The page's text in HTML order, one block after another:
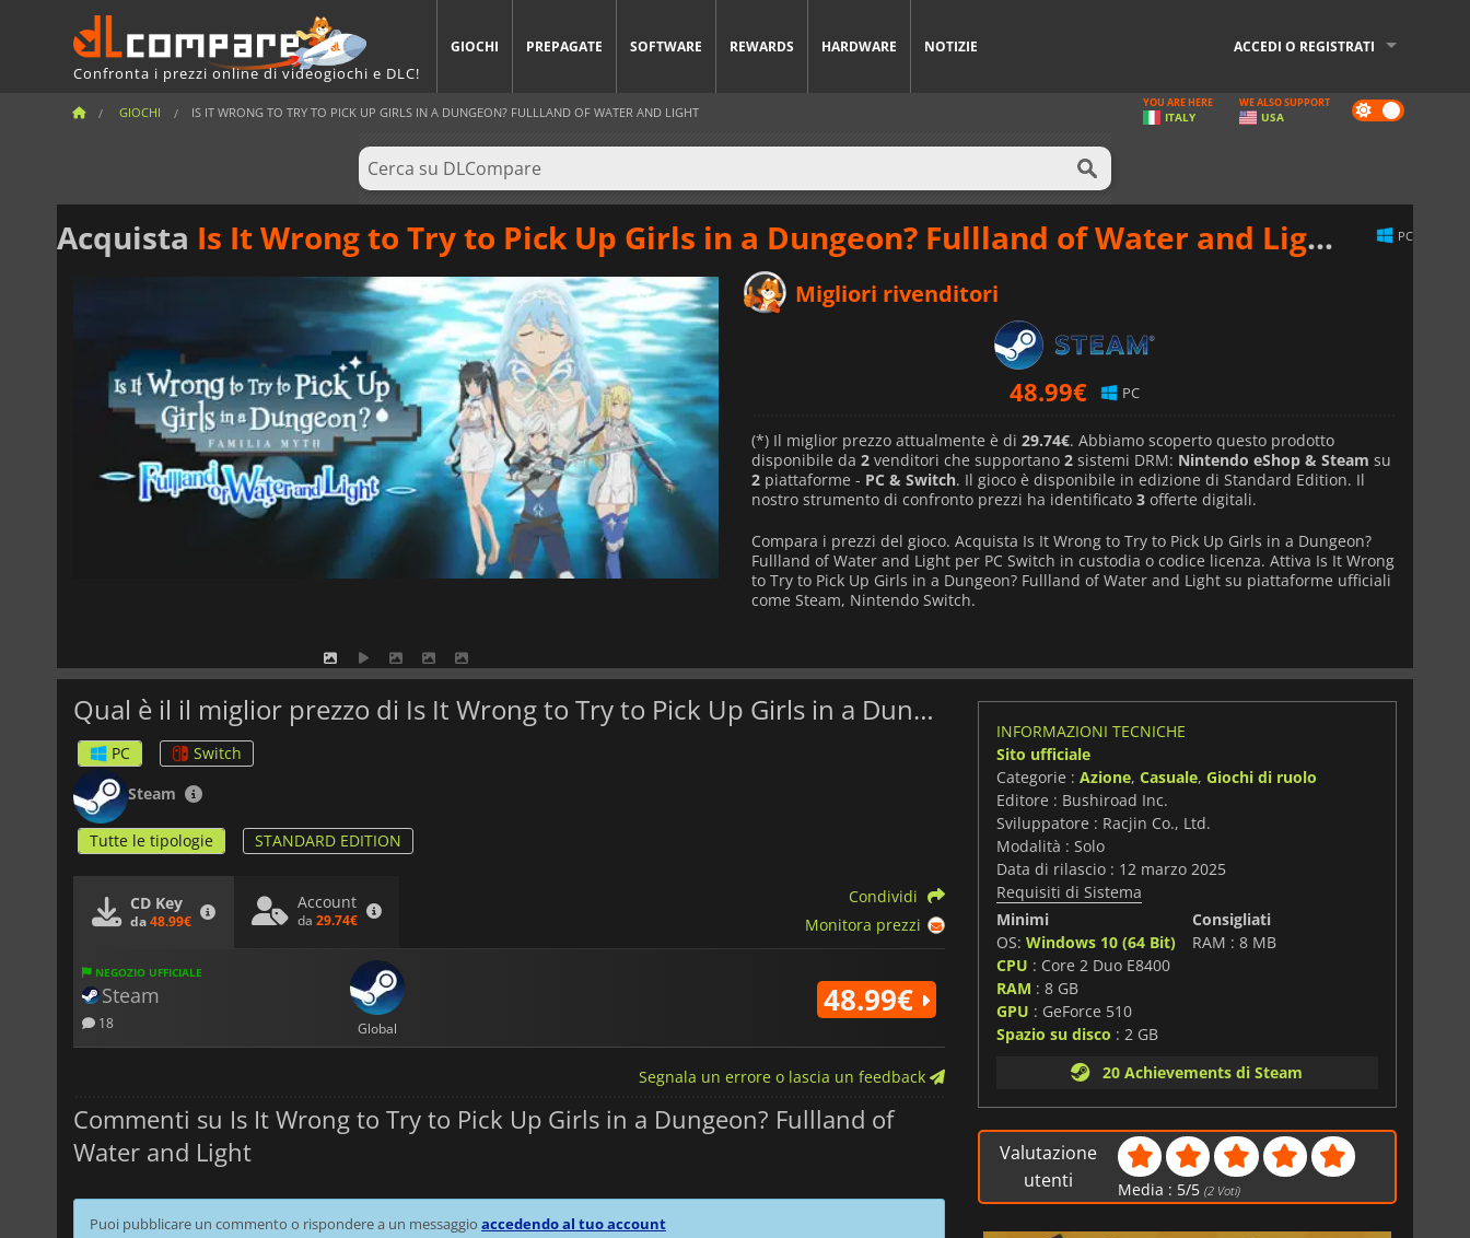
Confronta i prezzi online di videogiochi e DLC!
GIOCHI PREPAGATE SOFTWARE REWARDS HARDWARE NOTIZIE ACCEDI O REGISTRATI
GIOCHI IS IT WRONG TO TRY TO PICK UP GIRLS IN A DUNGEON? FULLLAND OF WATER AND LIGHT Dark
mode
YOU ARE HERE
ITALY
WE ALSO SUPPORT
USA
Acquista Is It Wrong to Try to Pick Up Girls in a Dungeon? Fullland of Water and Light al PC
Migliori rivenditori
48.99€ PC
(*) Il miglior prezzo attualmente è di 29.74€. Abbiamo scoperto questo prodotto
disponibile da 2 venditori che supportano 2 sistemi DRM: Nintendo eShop & Steam su
2 piattaforme - PC & Switch. Il gioco è disponibile in edizione di Standard Edition. Il
nostro strumento di confronto prezzi ha identificato 3 offerte digitali.
Compara i prezzi del gioco. Acquista Is It Wrong to Try to Pick Up Girls in a Dungeon?
Fullland of Water and Light per PC Switch in custodia o codice licenza. Attiva Is It Wrong
to Try to Pick Up Girls in a Dungeon? Fullland of Water and Light su piattaforme ufficiali
come Steam, Nintendo Switch.
Qual è il il miglior prezzo di Is It Wrong to Try to Pick Up Girls in a Dungeon? Fullland of Water and Light?
PC
Switch
Steam
Tutte le tipologie STANDARD EDITION
CD Key
da48.99€
Account
da 29.74€
Condividi
Monitora prezzi
NEGOZIO UFFICIALE
Steam
18 Global
48.99€
Segnala un errore o lascia un feedback
Commenti su Is It Wrong to Try to Pick Up Girls in a Dungeon? Fullland of
Water and Light
Puoi pubblicare un commento o rispondere a un messaggio accedendo al tuo account
INFORMAZIONI TECNICHE
Sito ufficiale
Categorie : Azione, Casuale, Giochi di ruolo
Editore : Bushiroad Inc.
Sviluppatore : Racjin Co., Ltd.
Modalità : Solo
Data di rilascio : 12 marzo 2025
Requisiti di Sistema
Minimi
OS: Windows 10 (64 Bit)
CPU : Core 2 Duo E8400
RAM : 8 GB
GPU : GeForce 510
Spazio su disco : 2 GB
Consigliati
RAM : 8 MB
20 Achievements di Steam
Valutazione
utenti
Media : 5/5 (2 Voti)